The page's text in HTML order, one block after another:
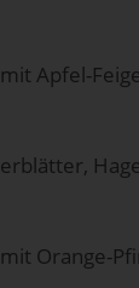
Apfel-
Orange-